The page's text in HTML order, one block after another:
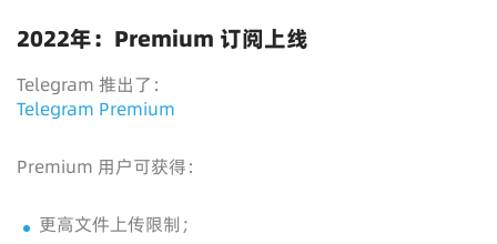
2022年：Premium 订阅上线
Telegram 推出了：
Telegram Premium
Premium 用户可获得：
更高文件上传限制；